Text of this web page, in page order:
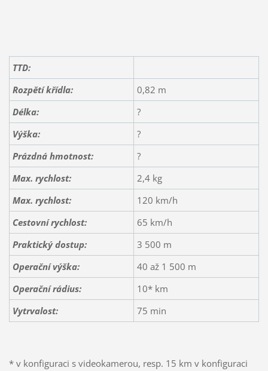
TTD:
Rozpětí křídla:
0,82 m
Délka:
?
Výška:
?
Prázdná hmotnost:
?
Max. rychlost:
2,4 kg
Max. rychlost:
120 km/h
Cestovní rychlost:
65 km/h
Praktický dostup:
3 500 m
Operační výška:
40 až 1 500 m
Operační rádius:
10* km
Vytrvalost:
75 min
* v konfiguraci s videokamerou, resp. 15 km v konfiguraci